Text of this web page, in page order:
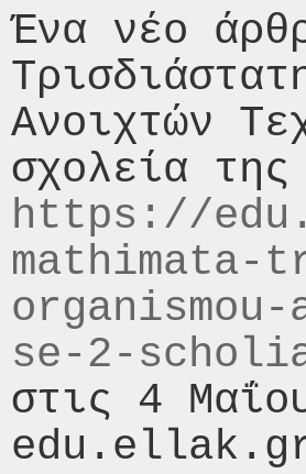
Ένα νέο
Ανοιχτών
https://
se-2-
στις 4